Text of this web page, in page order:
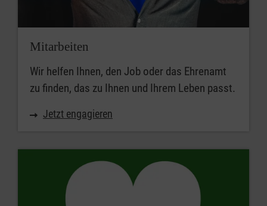
Mitarbeiten
Wir helfen Ihnen, den Job oder das Ehrenamt
zu finden, das zu Ihnen und Ihrem Leben passt.
Jetzt engagieren